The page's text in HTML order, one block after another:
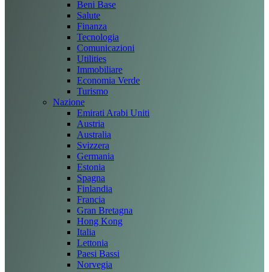
Beni Base
Salute
Finanza
Tecnologia
Comunicazioni
Utilities
Immobiliare
Economia Verde
Turismo
Nazione
Emirati Arabi Uniti
Austria
Australia
Svizzera
Germania
Estonia
Spagna
Finlandia
Francia
Gran Bretagna
Hong Kong
Italia
Lettonia
Paesi Bassi
Norvegia